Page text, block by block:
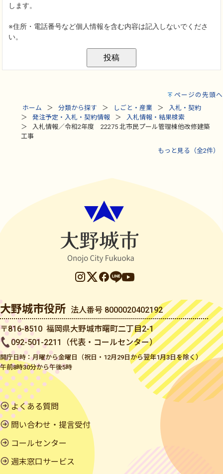
ページの先頭へ
ホーム
分類から探す しごと・産業
入札・契約
発注予定・入札・契約情報
入札情報・結果検索
入札情報／令和2年度 22275 北市民プール管理棟他改修建築
工事
もっと見る（全2件）
大野城市役所 法人番号 8000020402192
〒816-8510 福岡県大野城市曙町二丁目2-1
092-501-2211（代表・コールセンター）
開庁日時：月曜から金曜日（祝日・12月29日から翌年1月3日を除く）
午前8時30分から午後5時
よくある質問
問い合わせ・提言受付
コールセンター
週末窓口サービス